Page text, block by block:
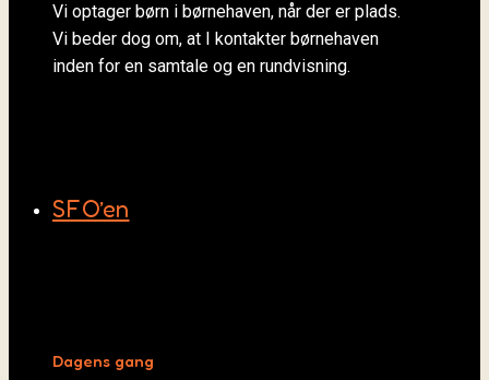
Vi optager børn i børnehaven, når der er plads.
Vi beder dog om, at I kontakter børnehaven
inden for en samtale og en rundvisning.
SFO’en
Dagens gang